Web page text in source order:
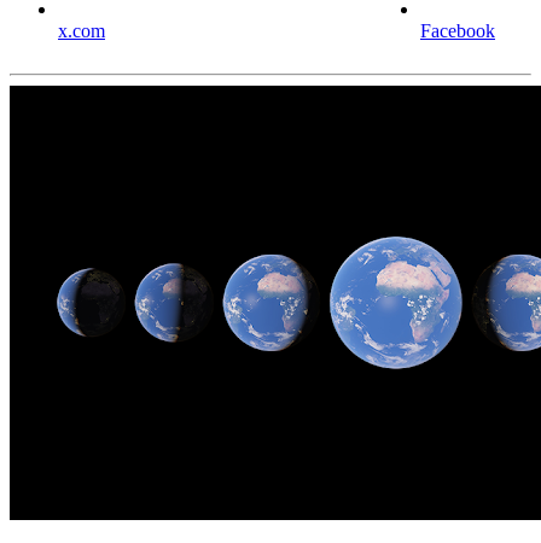
x.com Facebook